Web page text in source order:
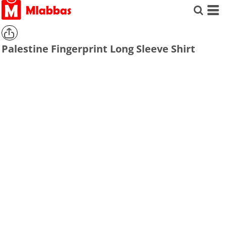
Palestine Fingerprint Long Sleeve Shirt